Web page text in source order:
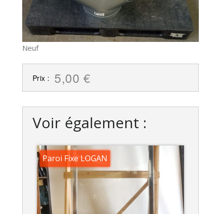
Neuf
Prix : 5,00 €
Voir également :
Paroi Fixe LOGAN